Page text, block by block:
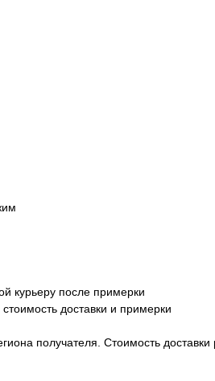
курьеру после примерки
доставки и примерки
получателя. Стоимость